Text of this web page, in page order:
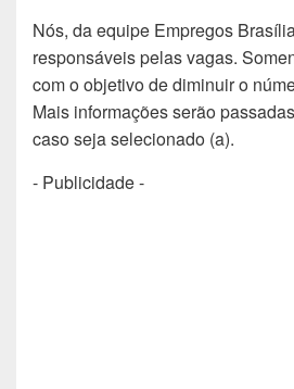
Nós, da equipe Empregos
responsáveis pelas vagas.
com o objetivo de diminuir o
Mais informações serão
caso seja selecionado (a).
- Publicidade -